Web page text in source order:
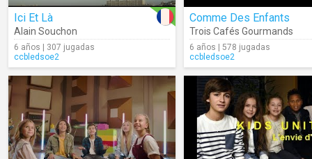
Ici Et Là
Alain Souchon
6 años | 307 jugadas
ccbledsoe2
Comme Des Enfants
Trois Cafés Gourmands
6 años | 578 jugadas
ccbledsoe2